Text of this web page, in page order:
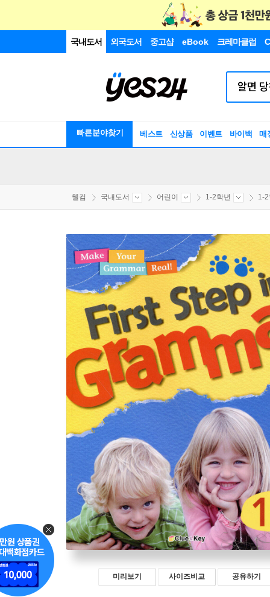
국내도서 외국도서 중고샵 eBook 크레마클럽
빠른분야찾기 베스트 신상품 이벤트 바이백 매
웰컴 국내도서 어린이 1-2학년 1-
미리보기 사이즈비교 공유하기